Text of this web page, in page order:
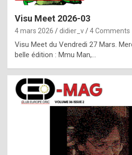
p
l
c
h
i
s
t
Visu Meet 2026-03
4 mars 2026 didier_v 4 Comments
Visu Meet du Vendredi 27 Mars.
belle édition : Mmu Man,…